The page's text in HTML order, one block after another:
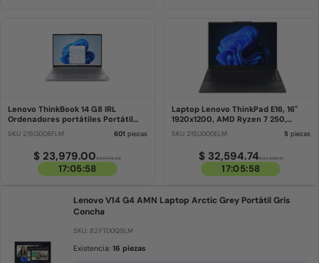
Lenovo ThinkBook 14 G8 IRL
Ordenadores portátiles Portátil
Gris 35,6 cm
SKU 21SG008FLM 601 piezas
$ 23,979.00$ 27,373.29
17:05:58
Laptop Lenovo ThinkPad E16, 16"
1920x1200, AMD Ryzen 7 250,
32GB, 1TB SSD, Windows 11 Pro,
Español
SKU 21SU000ELM 5 piezas
$ 32,594.74$ 37,208.61
17:05:58
Lenovo V14 G4 AMN Laptop Arctic Grey Portátil Gris
Concha
SKU: 82YT00Q9LM
Existencia: 16 piezas